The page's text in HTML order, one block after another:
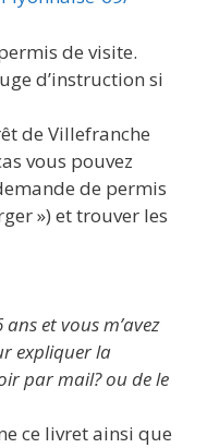
de visite.
d’instruction si
de Villefranche
vous pouvez
de permis
») et trouver les
et vous m’avez
expliquer la
par mail? ou de le
ce livret ainsi que